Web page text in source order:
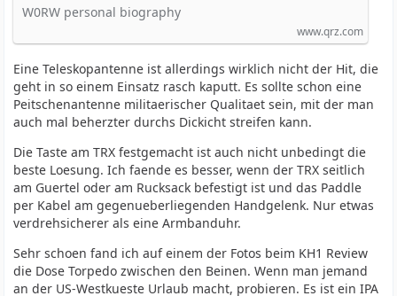
W0RW personal biography
www.qrz.com
Eine Teleskopantenne ist allerdings wirklich nicht der Hit, die
geht in so einem Einsatz rasch kaputt. Es sollte schon eine
Peitschenantenne militaerischer Qualitaet sein, mit der man
auch mal beherzter durchs Dickicht streifen kann.
Die Taste am TRX festgemacht ist auch nicht unbedingt die
beste Loesung. Ich faende es besser, wenn der TRX seitlich
am Guertel oder am Rucksack befestigt ist und das Paddle
per Kabel am gegenueberliegenden Handgelenk. Nur etwas
verdrehsicherer als eine Armbanduhr.
Sehr schoen fand ich auf einem der Fotos beim KH1 Review
die Dose Torpedo zwischen den Beinen. Wenn man jemand
an der US-Westkueste Urlaub macht, probieren. Es ist ein IPA